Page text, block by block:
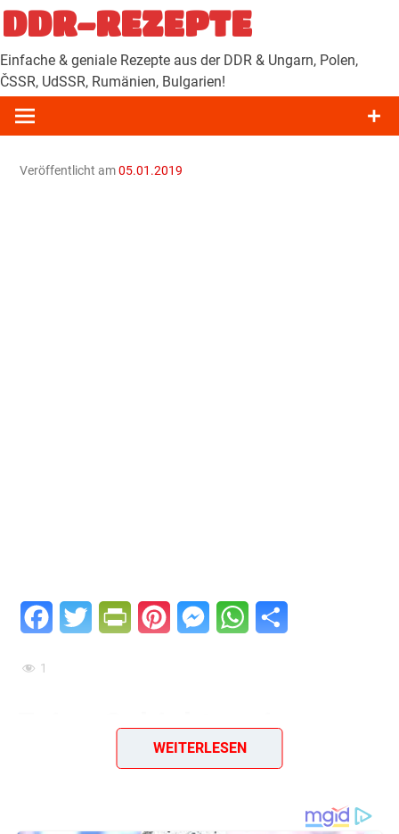
Zum
Inhalt
springen
DDR-REZEPTE
Einfache & geniale Rezepte aus der DDR & Ungarn, Polen,
ČSSR, UdSSR, Rumänien, Bulgarien!
Veröffentlicht am05.01.2019
FacebookTwitter PrintFriendly
PinterestMessengerWhatsApp
1
Feine Schichtspeise –
eine beliebte Schleckerei
zum Kindergeburtstag
WEITERLESEN